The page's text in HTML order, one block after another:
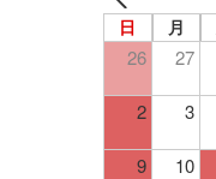
日 月
26 27
2 3
9 10